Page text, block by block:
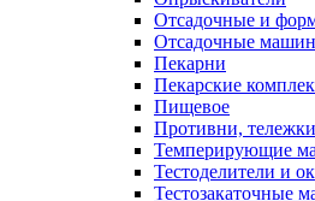
Отсадочные и
Отсадочные
Пекарни
Пекарские
Пищевое
Противни,
Темперирующие
Тестоделители и
Тестозакаточные